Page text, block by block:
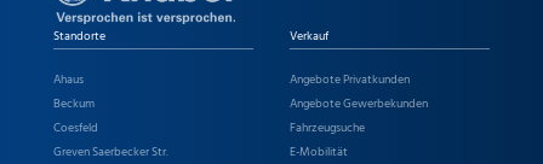
Standorte
Ahaus
Beckum
Coesfeld
Greven Saerbecker Str.
Verkauf
Angebote Privatkunden
Angebote Gewerbekunden
Fahrzeugsuche
E-Mobilität